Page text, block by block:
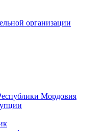
организации
Мордовия